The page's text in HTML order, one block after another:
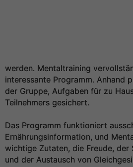
werden. Mentaltraining
interessante Programm. Anhand
der Gruppe, Aufgaben für zu
Teilnehmers gesichert.
Das Programm funktioniert
Ernährungsinformation, und
wichtige Zutaten, die Freude, der
und der Austausch von